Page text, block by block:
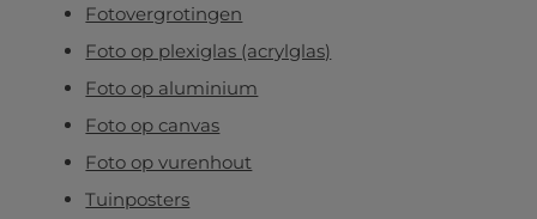
Fotovergrotingen
Foto op plexiglas (acrylglas)
Foto op aluminium
Foto op canvas
Foto op vurenhout
Tuinposters